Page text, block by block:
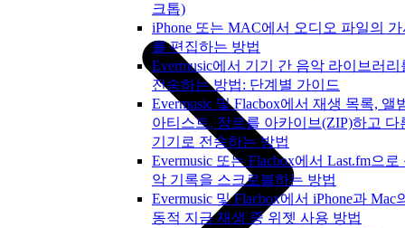
크톱)
iPhone 또는 MAC에서 오디오 파일의
를 편집하는 방법
Evermusic에서 기기 간 음악 라이브러리
전송하는 방법: 단계별 가이드
Evermusic 및 Flacbox에서 재생 목록, 앨
아티스트, 장르를 아카이브(ZIP)하고 다
기기로 전송하는 방법
Evermusic 또는 Flacbox에서 Last.fm으로
악 기록을 스크로블하는 방법
Evermusic 및 Flacbox에서 iPhone과 Mac
동적 지금 재생 중 위젯 사용 방법